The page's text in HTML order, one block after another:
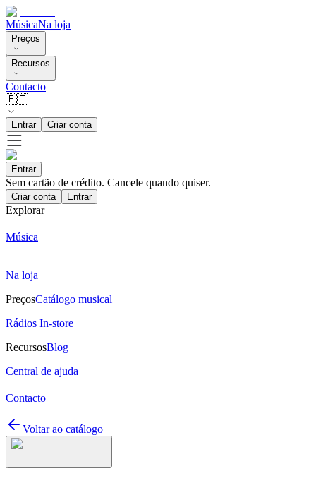
MúsicaNa loja
Preços
Recursos
Contacto
🇵🇹
Entrar Criar conta
Entrar
Sem cartão de crédito. Cancele quando quiser.
Criar conta Entrar
Explorar
Música
Na loja
PreçosCatálogo musical
Rádios In-store
RecursosBlog
Central de ajuda
Contacto
Voltar ao catálogo